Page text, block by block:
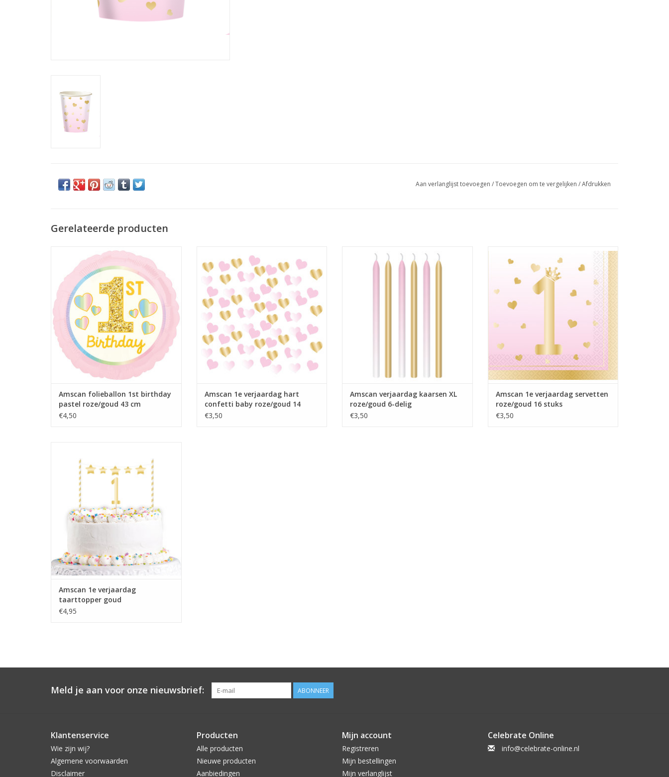
Aan verlanglijst toevoegen /Toevoegen om te vergelijken /Afdrukken
Gerelateerde producten
Amscan folieballon 1st birthday pastel
TOEVOEGEN AAN WINKELWAGEN
Amscan folieballon 1st birthday
pastel roze/goud 43 cm
€4,50
roze/goud 14 gram
TOEVOEGEN AAN WINKELWAGEN
Amscan 1e verjaardag hart
confetti baby roze/goud 14
gram
€3,50
6-delig
Amscan verjaardag kaarsen XL
roze/goud 6-delig
€3,50
roze/goud 16 stuks
TOEVOEGEN AAN WINKELWAGEN
Amscan 1e verjaardag servetten
roze/goud 16 stuks
€3,50
TOEVOEGEN AAN WINKELWAGEN
Amscan 1e verjaardag
taarttopper goud
€4,95
Meld je aan voor onze nieuwsbrief: ABONNEER
Klantenservice
Wie zijn wij?
Algemene voorwaarden
Disclaimer
Producten
Alle producten
Nieuwe producten
Aanbiedingen
Mijn account
Registreren
Mijn bestellingen
Mijn verlanglijst
Celebrate Online
info@celebrate-online.nl